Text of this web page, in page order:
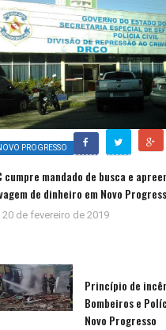
PROGRESSO
cumpre mandado de busca e
de dinheiro em Novo
20 de fevereiro de 2019
Princípio de
Bombeiros e
Novo Progresso